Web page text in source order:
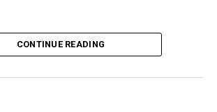
CONTINUE READING